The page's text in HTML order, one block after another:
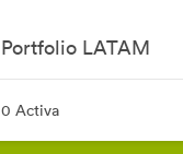
Portfolio LATAM
0 Activa